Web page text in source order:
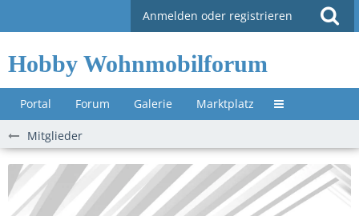
Anmelden oder registrieren
Hobby Wohnmobilforum
Portal Forum Galerie Marktplatz Untermenü »
Mitglieder